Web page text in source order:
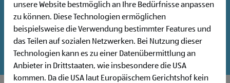
Entdecke unsere offenen Jobs oder abonniere deinen
persönlichen Jobalarm:
Jobsuche Jobalarm
unsere Website bestmöglich an Ihre Bedürfnisse anpassen
zu können. Diese Technologien ermöglichen
beispielsweise die Verwendung bestimmter Features und
das Teilen auf sozialen Netzwerken. Bei Nutzung dieser
Technologien kann es zu einer Datenübermittlung an
Anbieter in Drittstaaten, wie insbesondere die USA
kommen. Da die USA laut Europäischem Gerichtshof kein